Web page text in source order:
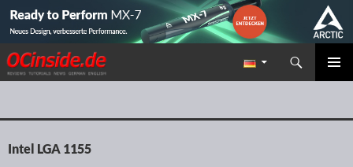
Redaktion ocinside.de PC Hardware Portal
Suchen
ZUM INHALT SPRINGEN
Intel LGA 1155